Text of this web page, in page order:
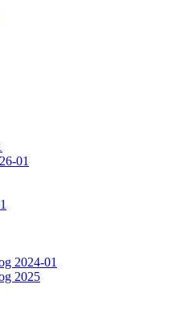
01
2024-01
2025